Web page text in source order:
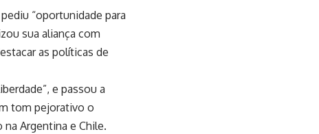
“oportunidade para
sua aliança com
as políticas de
e passou a
tom pejorativo o
Argentina e Chile.